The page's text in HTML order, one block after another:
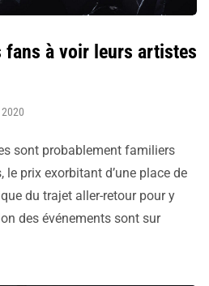
fans à voir leurs artistes
sont probablement familiers
le prix exorbitant d’une place de
du trajet aller-retour pour y
des événements sont sur